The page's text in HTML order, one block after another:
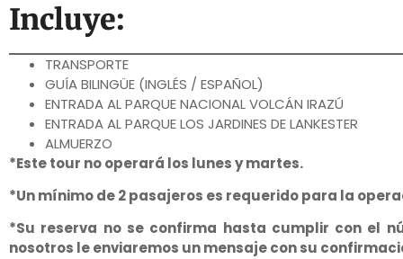
Incluye:
TRANSPORTE
GUÍA BILINGÜE (INGLÉS / ESPAÑOL)
ENTRADA AL PARQUE NACIONAL VOLCÁN IRAZÚ
ENTRADA AL PARQUE LOS JARDINES DE LANKESTER
ALMUERZO
*Este tour no operará los lunes y martes.
*Un mínimo de 2 pasajeros es requerido para la
*Su reserva no se confirma hasta cumplir con el
nosotros le enviaremos un mensaje con su